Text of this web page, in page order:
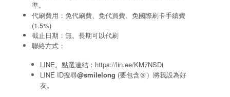
聯絡方式
準。
代刷費用：免代刷費、免代買費、免國際刷卡手續費
(1.5%)
截止日期：無。長期可以代刷
聯絡方式：
LINE。點選連結： https://lin.ee/KM7NSDi
LINE ID搜尋@smilelong (要包含＠）將我設為好
友。